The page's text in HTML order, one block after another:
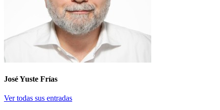
José Yuste Frías
Ver todas sus entradas